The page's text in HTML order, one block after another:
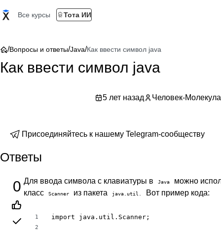
Все курсы Тота ИИ
/Вопросы и ответы/Java/Как ввести символ java
Как ввести символ java
5 лет назад Человек-Молекула
Присоединяйтесь к нашему Telegram-сообществу
Ответы
0 Для ввода символа с клавиатуры в Java
можно
класс
Scanner из пакета java.util. Вот пример кода:
1
2
import java.util.Scanner;